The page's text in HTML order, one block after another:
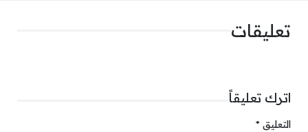
تعليقات
اترك تعليقاً
التعليق *